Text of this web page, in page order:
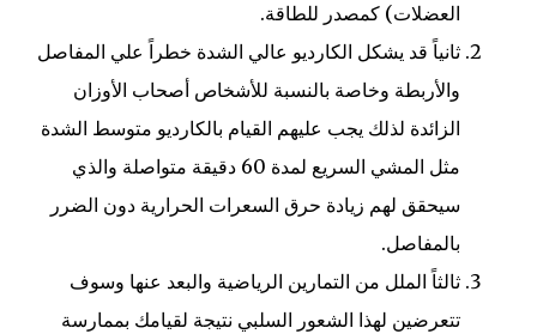
العضلات) كمصدر للطاقة.
ثانياً قد يشكل الكارديو عالي الشدة خطراً علي المفاصل
والأربطة وخاصة بالنسبة للأشخاص أصحاب الأوزان
الزائدة لذلك يجب عليهم القيام بالكارديو متوسط الشدة
مثل المشي السريع لمدة 60 دقيقة متواصلة والذي
سيحقق لهم زيادة حرق السعرات الحرارية دون الضرر
بالمفاصل.
ثالثاً الملل من التمارين الرياضية والبعد عنها وسوف
تتعرضين لهذا الشعور السلبي نتيجة لقيامك بممارسة